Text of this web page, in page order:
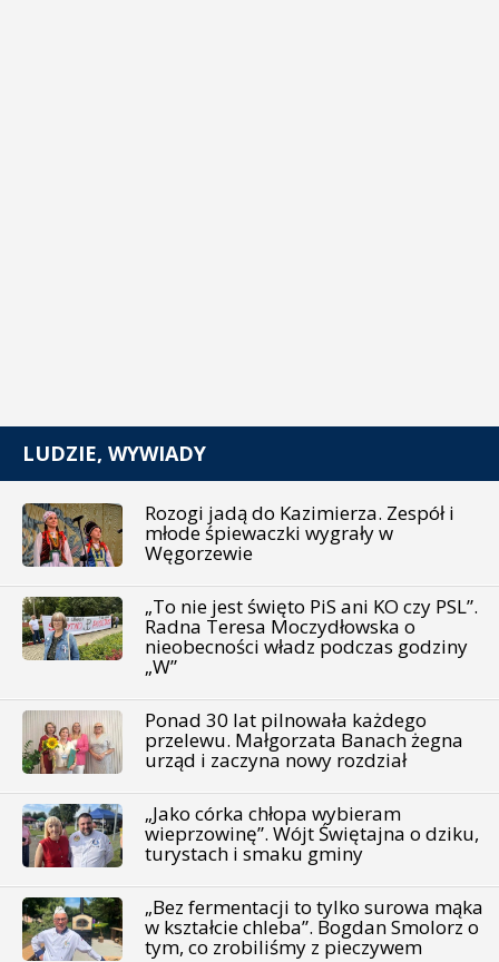
LUDZIE, WYWIADY
Rozogi jadą do Kazimierza. Zespół i
młode śpiewaczki wygrały w
Węgorzewie
„To nie jest święto PiS ani KO czy PSL”.
Radna Teresa Moczydłowska o
nieobecności władz podczas godziny
„W”
Ponad 30 lat pilnowała każdego
przelewu. Małgorzata Banach żegna
urząd i zaczyna nowy rozdział
„Jako córka chłopa wybieram
wieprzowinę”. Wójt Świętajna o dziku,
turystach i smaku gminy
„Bez fermentacji to tylko surowa mąka
w kształcie chleba”. Bogdan Smolorz o
tym, co zrobiliśmy z pieczywem